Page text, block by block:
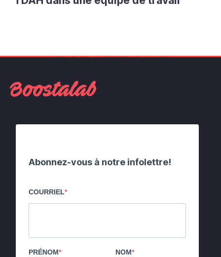
Abonnez-vous à notre infolettre!
COURRIEL
PRÉNOM NOM